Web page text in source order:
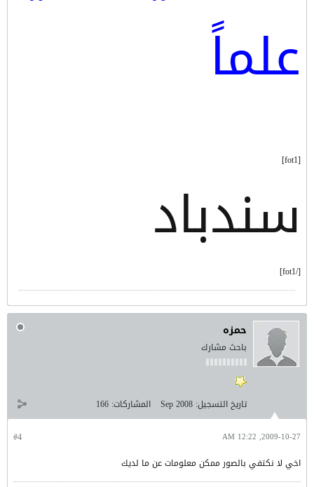
علماً
[fot1]
سندباد
[/fot1]
حمزه
باحث مشارك
تاريخ التسجيل: Sep 2008 المشاركات: 166
#4 2009-10-27, 12:22 AM
اخي لا نكتفي بالصور ممكن معلومات عن ما لديك